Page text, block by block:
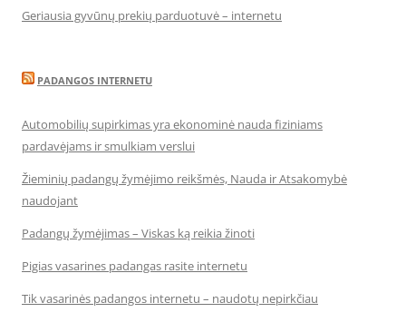
Geriausia gyvūnų prekių parduotuvė – internetu
PADANGOS INTERNETU
Automobilių supirkimas yra ekonominė nauda fiziniams
pardavėjams ir smulkiam verslui
Žieminių padangų žymėjimo reikšmės, Nauda ir Atsakomybė
naudojant
Padangų žymėjimas – Viskas ką reikia žinoti
Pigias vasarines padangas rasite internetu
Tik vasarinės padangos internetu – naudotų nepirkčiau